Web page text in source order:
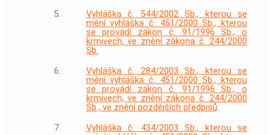
5.
Vyhláška č. 544/2002 Sb., kterou se
mění vyhláška č. 451/2000 Sb., kterou
se provádí zákon č. 91/1996 Sb., o
krmivech, ve znění zákona č. 244/2000
Sb.
6.
Vyhláška č. 284/2003 Sb., kterou se
mění vyhláška č. 451/2000 Sb., kterou
se provádí zákon č. 91/1996 Sb., o
krmivech, ve znění zákona č. 244/2000
Sb., ve znění pozdějších předpisů.
7.
Vyhláška č. 434/2003 Sb., kterou se